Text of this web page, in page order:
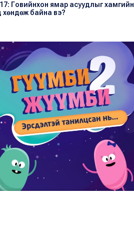
Говийнхон ямар асуудлыг хамгийн
хөндөж байна вэ?